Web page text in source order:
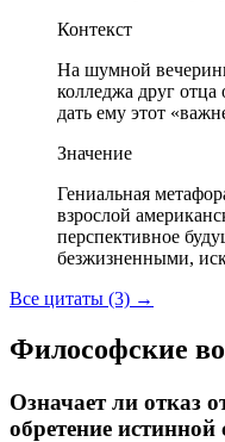
Контекст
На шумной
колледжа друг отца
дать ему этот
Значение
Гениальная
взрослой
перспективное
безжизненными,
Все цитаты (3) →
Философские
Означает ли отказ
обретение истинной